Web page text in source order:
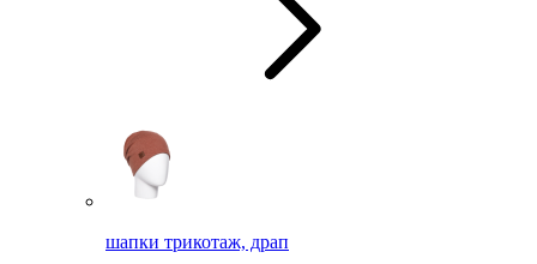
шапки трикотаж, драп